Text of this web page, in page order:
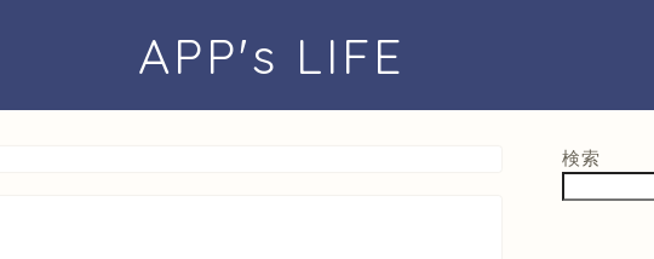
APP's LIFE
検索